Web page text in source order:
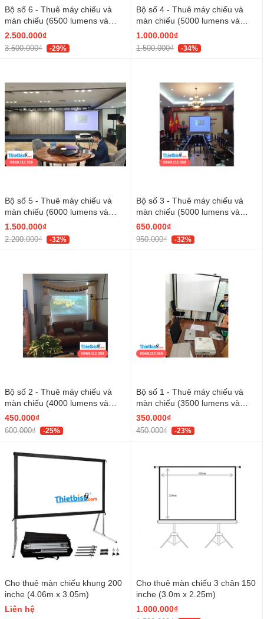
Bộ số 6 - Thuê máy chiếu và
màn chiếu (6500 lumens và
màn 150 inch)
2.500.000₫
3.500.000₫ -29%
Bộ số 4 - Thuê máy chiếu và
màn chiếu (5000 lumens và
màn 136 inch)
1.000.000₫
1.500.000₫ -34%
Bộ số 5 - Thuê máy chiếu và
màn chiếu (6000 lumens và
màn 136 inch)
1.500.000₫
2.200.000₫ -32%
Bộ số 3 - Thuê máy chiếu và
màn chiếu (5000 lumens và
màn 120 inch)
650.000₫
950.000₫ -32%
Bộ số 2 - Thuê máy chiếu và
màn chiếu (4000 lumens và
màn 100 inch)
450.000₫
600.000₫ -25%
Bộ số 1 - Thuê máy chiếu và
màn chiếu (3500 lumens và
màn 100 inch)
350.000₫
450.000₫ -23%
Cho thuê màn chiếu khung 200
inche (4.06m x 3.05m)
Liên hệ
Cho thuê màn chiếu 3 chân 150
inche (3.0m x 2.25m)
1.000.000₫